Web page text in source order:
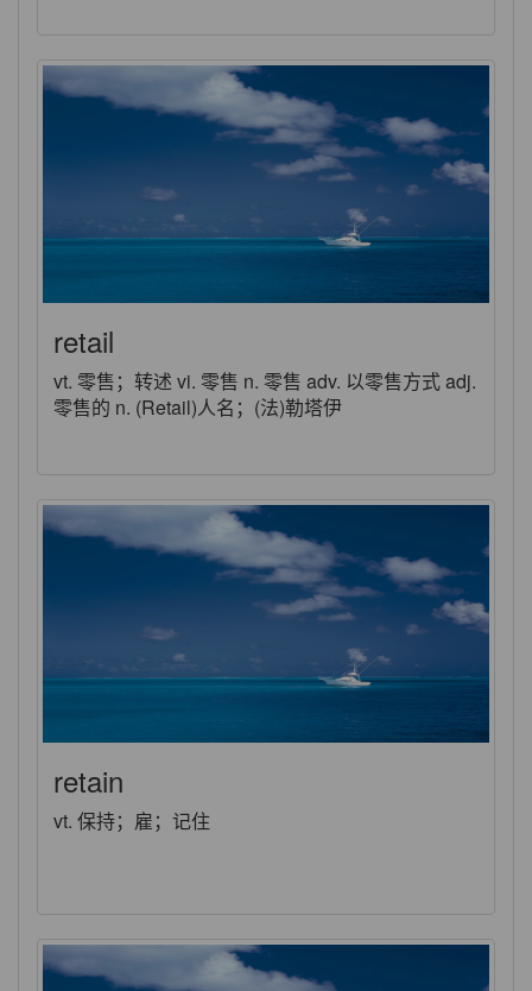
retail
vt. 零售；转述 vi. 零售 n. 零售 adv. 以零售方式 adj.
零售的 n. (Retail)人名；(法)勒塔伊
retain
vt. 保持；雇；记住